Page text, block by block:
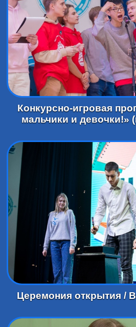
Конкурсно-игровая
мальчики и девочки!»
Церемония открытия /